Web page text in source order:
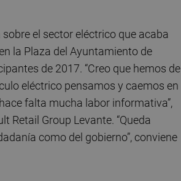
el sector eléctrico que acaba
la Plaza del Ayuntamiento de
de 2017. “Creo que hemos de
eléctrico pensamos y caemos en
falta mucha labor informativa”,
Retail Group Levante. “Queda
como del gobierno”, conviene